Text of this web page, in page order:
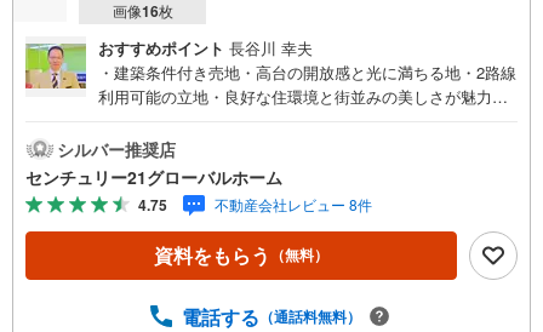
画像16枚
おすすめポイント 長谷川 幸夫
・建築条件付き売地・高台の開放感と光に満ちる地・2路線
利用可能の立地・良好な住環境と街並みの美しさが魅力の
もセレクトできます▼センチュリー21グローバルホームは
こんな会社です▼・ 地域密着、横浜市神奈川区を中心に不
動産多数お取り扱いしています。戸建、マンション、土地
の購入から売却までお家にまつわることは何でもお任せく
ださい。・経験豊富なスタッフが揃っています。住宅ロー
ン、保険、不動産に関わる各種手続きは、お客様に最適な
情報も知り尽くしてます！学区のことからグルメ情報まで
シルバー推奨店
センチュリー21グローバルホーム
4.75 不動産会社レビュー 8件
資料をもらう （無料）
電話する （通話料無料）